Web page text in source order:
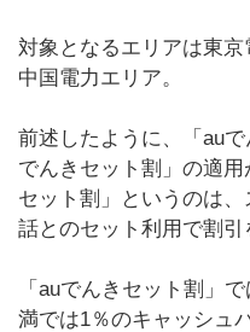
対象となるエリアは東京
中国電力エリア。
前述したように、「au
でんきセット割」の適
セット割」というのは
話とのセット利用で割引
「auでんきセット割」
満では1％のキャッシュ